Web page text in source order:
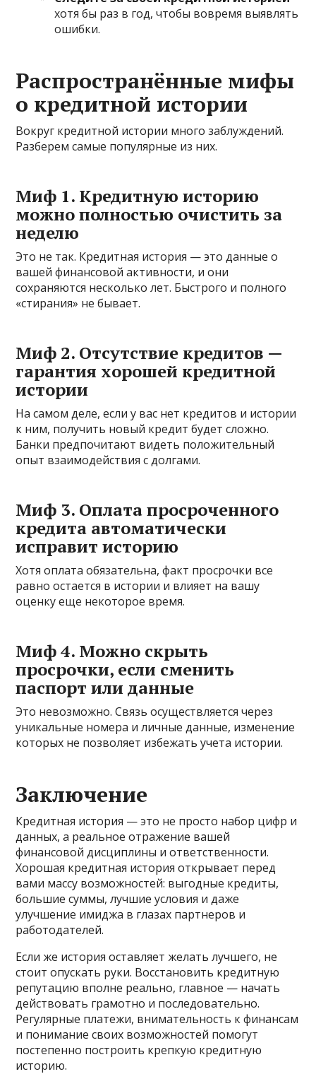
хотя бы раз в год, чтобы вовремя выявлять
ошибки.
Распространённые мифы
о кредитной истории
Вокруг кредитной истории много заблуждений.
Разберем самые популярные из них.
Миф 1. Кредитную историю
можно полностью очистить за
неделю
Это не так. Кредитная история — это данные о
вашей финансовой активности, и они
сохраняются несколько лет. Быстрого и полного
«стирания» не бывает.
Миф 2. Отсутствие кредитов —
гарантия хорошей кредитной
истории
На самом деле, если у вас нет кредитов и истории
к ним, получить новый кредит будет сложно.
Банки предпочитают видеть положительный
опыт взаимодействия с долгами.
Миф 3. Оплата просроченного
кредита автоматически
исправит историю
Хотя оплата обязательна, факт просрочки все
равно остается в истории и влияет на вашу
оценку еще некоторое время.
Миф 4. Можно скрыть
просрочки, если сменить
паспорт или данные
Это невозможно. Связь осуществляется через
уникальные номера и личные данные, изменение
которых не позволяет избежать учета истории.
Заключение
Кредитная история — это не просто набор цифр и
данных, а реальное отражение вашей
финансовой дисциплины и ответственности.
Хорошая кредитная история открывает перед
вами массу возможностей: выгодные кредиты,
большие суммы, лучшие условия и даже
улучшение имиджа в глазах партнеров и
работодателей.
Если же история оставляет желать лучшего, не
стоит опускать руки. Восстановить кредитную
репутацию вполне реально, главное — начать
действовать грамотно и последовательно.
Регулярные платежи, внимательность к финансам
и понимание своих возможностей помогут
постепенно построить крепкую кредитную
историю.